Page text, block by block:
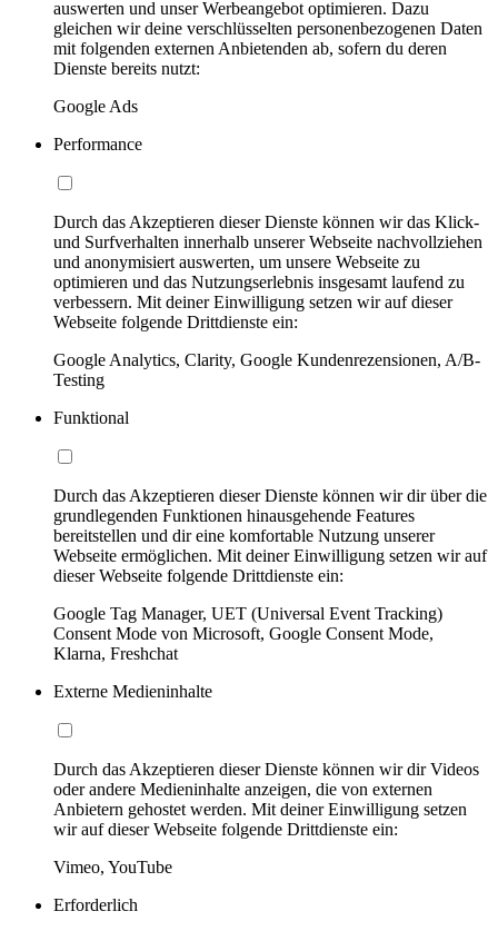
auswerten und unser Werbeangebot optimieren. Dazu
gleichen wir deine verschlüsselten personenbezogenen Daten
mit folgenden externen Anbietenden ab, sofern du deren
Dienste bereits nutzt:
Google Ads
Performance
Durch das Akzeptieren dieser Dienste können wir das Klick-
und Surfverhalten innerhalb unserer Webseite nachvollziehen
und anonymisiert auswerten, um unsere Webseite zu
optimieren und das Nutzungserlebnis insgesamt laufend zu
verbessern. Mit deiner Einwilligung setzen wir auf dieser
Webseite folgende Drittdienste ein:
Google Analytics, Clarity, Google Kundenrezensionen, A/B-
Testing
Funktional
Durch das Akzeptieren dieser Dienste können wir dir über die
grundlegenden Funktionen hinausgehende Features
bereitstellen und dir eine komfortable Nutzung unserer
Webseite ermöglichen. Mit deiner Einwilligung setzen wir auf
dieser Webseite folgende Drittdienste ein:
Google Tag Manager, UET (Universal Event Tracking)
Consent Mode von Microsoft, Google Consent Mode,
Klarna, Freshchat
Externe Medieninhalte
Durch das Akzeptieren dieser Dienste können wir dir Videos
oder andere Medieninhalte anzeigen, die von externen
Anbietern gehostet werden. Mit deiner Einwilligung setzen
wir auf dieser Webseite folgende Drittdienste ein:
Vimeo, YouTube
Erforderlich